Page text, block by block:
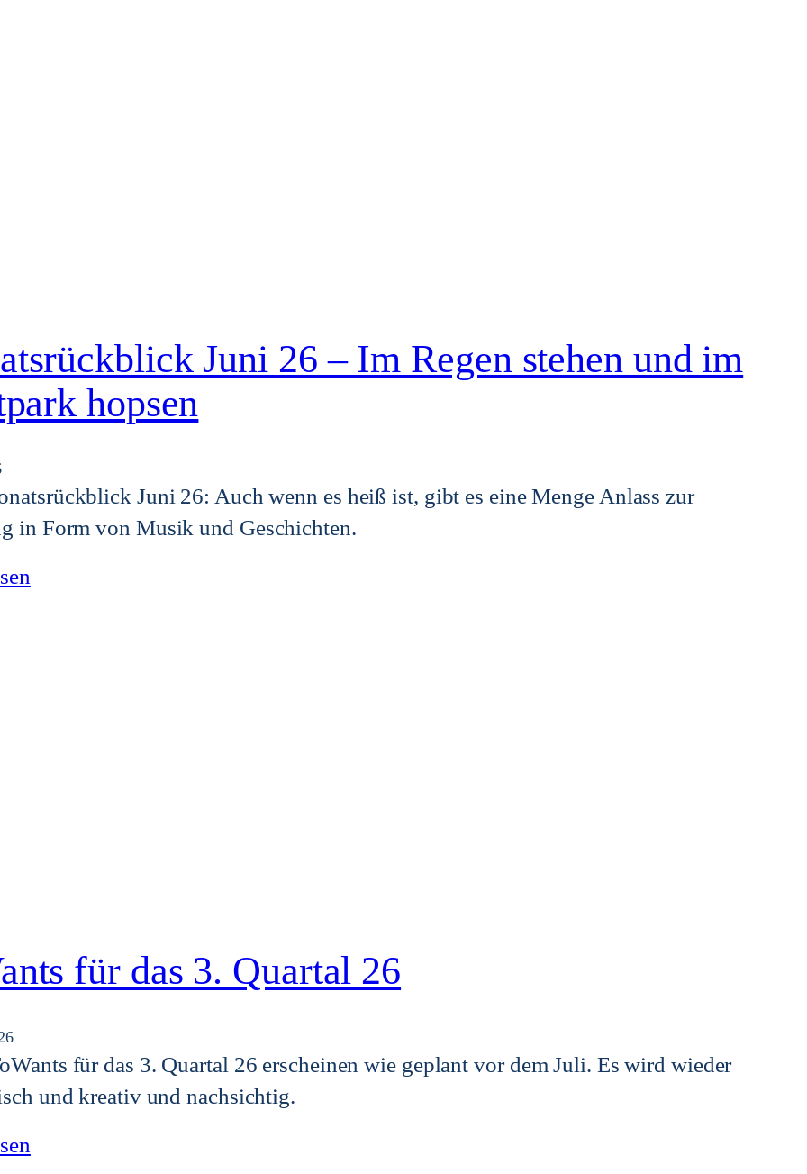
Juni 26 – Im Regen stehen und im
hopsen
Juni 26: Auch wenn es heiß ist, gibt es eine Menge Anlass zur
in Form von Musik und Geschichten.
für das 3. Quartal 26
für das 3. Quartal 26 erscheinen wie geplant vor dem Juli. Es wird wieder
und kreativ und nachsichtig.